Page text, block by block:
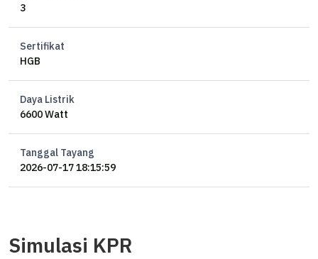
3
Sertifikat
HGB
Daya Listrik
6600 Watt
Tanggal Tayang
2026-07-17 18:15:59
Simulasi KPR